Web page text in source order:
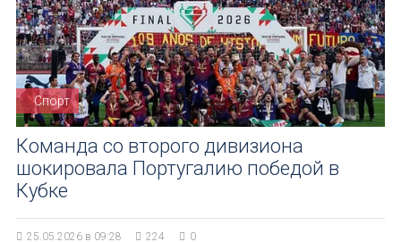
Спорт
Команда со второго дивизиона
шокировала Португалию победой в
Кубке
25.05.2026 в 09:28 224 0